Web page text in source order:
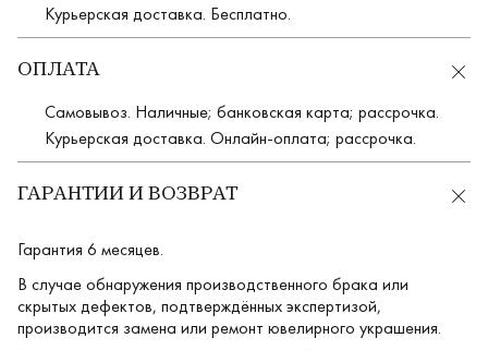
Курьерская доставка. Бесплатно.
ОПЛАТА
Самовывоз. Наличные; банковская карта; рассрочка.
Курьерская доставка. Онлайн-оплата; рассрочка.
ГАРАНТИИ И ВОЗВРАТ
Гарантия 6 месяцев.
В случае обнаружения производственного брака или
скрытых дефектов, подтверждённых экспертизой,
производится замена или ремонт ювелирного украшения.